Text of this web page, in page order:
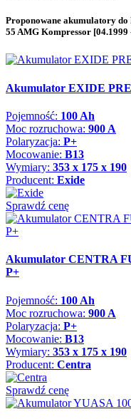
Proponowane akumulatory do
55 AMG Kompressor [04.1999
Akumulator EXIDE
Pojemność: 100 Ah
Moc rozruchowa: 900 A
Polaryzacja: P+
Mocowanie: B13
Wymiary: 353 x 175 x 190
Producent: Exide
Sprawdź cenę
Akumulator CENTRA
P+
Pojemność: 100 Ah
Moc rozruchowa: 900 A
Polaryzacja: P+
Mocowanie: B13
Wymiary: 353 x 175 x 190
Producent: Centra
Sprawdź cenę